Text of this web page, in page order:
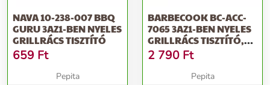
NAVA 10-238-007 BBQ
GURU 3AZ1-BEN NYELES
GRILLRÁCS TISZTÍTÓ
659 Ft
Pepita
BARBECOOK BC-ACC-
7065 3AZ1-BEN NYELES
GRILLRÁCS TISZTÍTÓ,
FEKETE
2 790 Ft
Pepita